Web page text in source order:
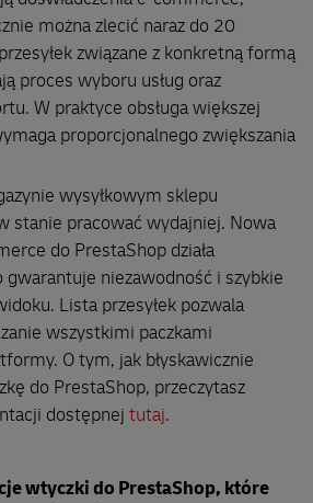
można zlecić naraz do 20
związane z konkretną formą
proces wyboru usług oraz
W praktyce obsługa większej
proporcjonalnego zwiększania
wysyłkowym sklepu
stanie pracować wydajniej. Nowa
do PrestaShop działa
gwarantuje niezawodność i szybkie
Lista przesyłek pozwala
wszystkimi paczkami
O tym, jak błyskawicznie
do PrestaShop, przeczytasz
dostępnej tutaj.
wtyczki do PrestaShop, które